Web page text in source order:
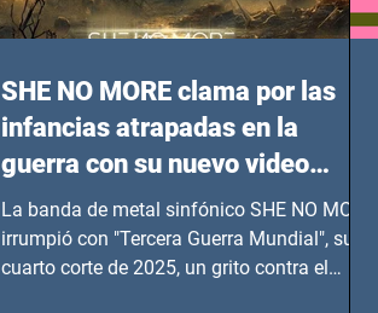
SHE NO MORE clama por las
infancias atrapadas en la
guerra con su nuevo video
TERCERA GUERRA MUNDIAL
La banda de metal sinfónico SHE NO MORE
irrumpió con "Tercera Guerra Mundial", su
cuarto corte de 2025, un grito contra el